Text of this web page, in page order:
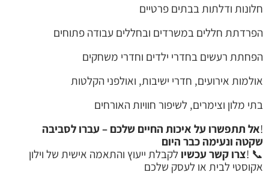
חלונות ודלתות בבתים פרטיים
הפרדתת חללים במשרדים ובחללים עבודה פתוחים
הפחתת רעשים בחדרי ילדים וחדרי משחקים
אולמות אירועים, חדרי ישיבות, ואולפני הקלטות
בתי מלון וצימרים, לשיפור חוויות האורחים
!אל תתפשרו על איכות החיים שלכם – עברו לסביבה
שקטה ונעימה כבר היום
📞 !צרו קשר עכשיו לקבלת ייעוץ והתאמה אישית של וילון
אקוסטי לבית או לעסק שלכם